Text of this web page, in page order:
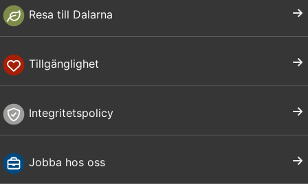
Resa till Dalarna
Tillgänglighet
Integritetspolicy
Jobba hos oss